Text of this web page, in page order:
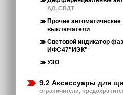
АД, СВДТ
Прочие автоматические
выключатели
Световой индикатор
ИФС47"ИЭК"
УЗО
9.2 Аксессуары для
ограничители,